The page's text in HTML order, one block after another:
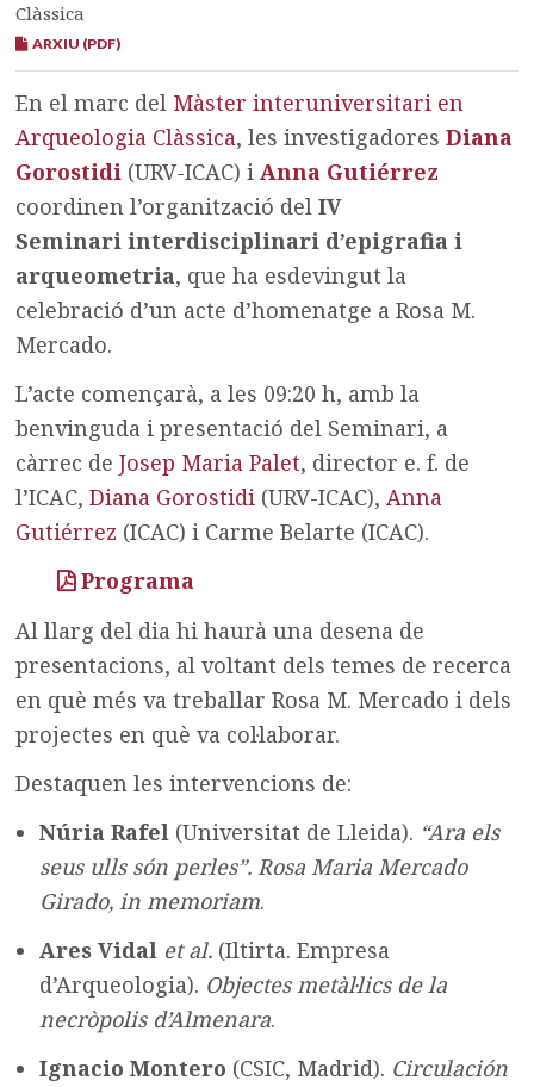
Clàssica
ARXIU (PDF)
En el marc del Màster interuniversitari en
Arqueologia Clàssica, les investigadoresDiana
Gorostidi (URV-ICAC) iAnna Gutiérrez
coordinen l’organització delIV
Seminari interdisciplinari d’epigrafia i
arqueometria, que ha esdevingut la
celebració d’un acte d’homenatge a Rosa M.
Mercado.
L’acte començarà, a les 09:20 h, amb la
benvinguda i presentació del Seminari, a
càrrec deJosep Maria Palet, director e. f. de
l’ICAC,Diana Gorostidi (URV-ICAC),Anna
Gutiérrez (ICAC) i Carme Belarte (ICAC).
Programa
Al llarg del dia hi haurà una desena de
presentacions, al voltant dels temes de recerca
en què més va treballar Rosa M. Mercado i dels
projectes en què va col·laborar.
Destaquen les intervencions de:
Núria Rafel (Universitat de Lleida). “Ara els
seus ulls són perles”. Rosa Maria Mercado
Girado, in memoriam.
Ares Vidal et al. (Iltirta. Empresa
d’Arqueologia). Objectes metàl·lics de la
necròpolis d’Almenara.
Ignacio Montero (CSIC, Madrid). Circulación